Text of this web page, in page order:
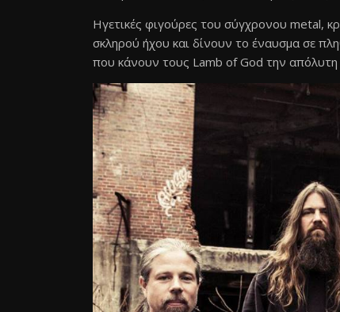
Ηγετικές φιγούρες του σύγχρονου metal,
σκληρού ήχου και δίνουν το έναυσμα σε
που κάνουν τους Lamb of God την